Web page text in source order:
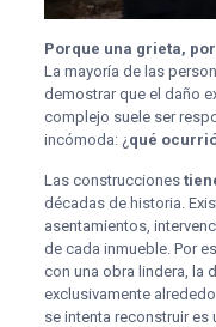
Porque una grieta,
La mayoría de las
demostrar que el daño
complejo suele ser
incómoda: ¿ qué
Las construcciones
décadas de historia.
asentamientos,
de cada inmueble. Por
con una obra lindera, la
exclusivamente
se intenta reconstruir es